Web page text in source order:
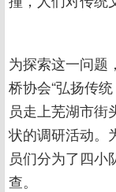
为探索这一问题
桥协会“弘扬传
员走上芜湖市街
状的调研活动。
员们分为了四小
查。